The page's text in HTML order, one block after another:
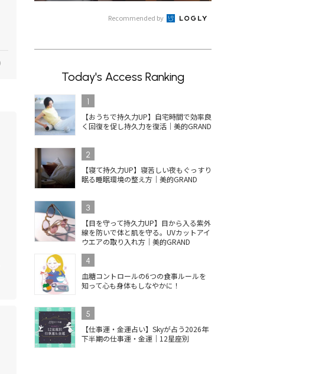
Recommended by
Today's Access Ranking
1
【おうちで持久力UP】自宅時間で効率良
く回復を促し持久力を復活｜美的GRAND
2
【寝て持久力UP】寝苦しい夜もぐっすり
眠る睡眠環境の整え方｜美的GRAND
3
【目を守って持久力UP】目から入る紫外
線を防いで体と肌を守る。UVカットアイ
ウエアの取り入れ方｜美的GRAND
4
血糖コントロールの6つの食事ルールを
知って心も身体もしなやかに！
5
【仕事運・金運占い】Skyが占う2026年
下半期の仕事運・金運｜12星座別